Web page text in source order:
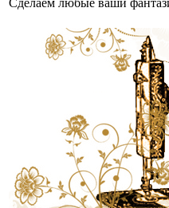
Сделаем любые ваши